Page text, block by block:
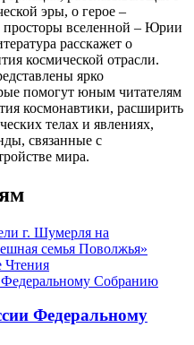
эры, о герое –
просторы вселенной – Юрии
расскажет о
космической отрасли.
ярко
помогут юным читателям
космонавтики, расширить
телах и явлениях,
связанные с
мира.
г. Шумерля на
семья Поволжья»
Чтения
Федеральному